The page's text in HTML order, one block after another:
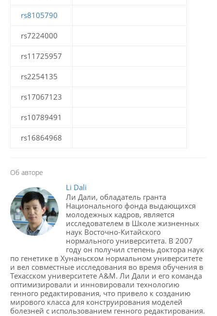
rs8105790
rs7224000
rs11725957
rs2254135
rs17067123
rs10789491
rs16864968
Об авторе
Li Dali
Ли Дали, обладатель гранта
Национального фонда выдающихся
молодежных кадров, является
исследователем в Школе жизненных
наук Восточно-Китайского
нормального университета. В 2007
году он получил степень доктора наук
по генетике в Хунаньском нормальном университете
и вел совместные исследования во время обучения в
Техасском университете A&M. Ли Дали и его команда
оптимизировали и инновировали технологию
генного редактирования, что привело к созданию
мирового класса для конструирования моделей
болезней с использованием генного редактирования.